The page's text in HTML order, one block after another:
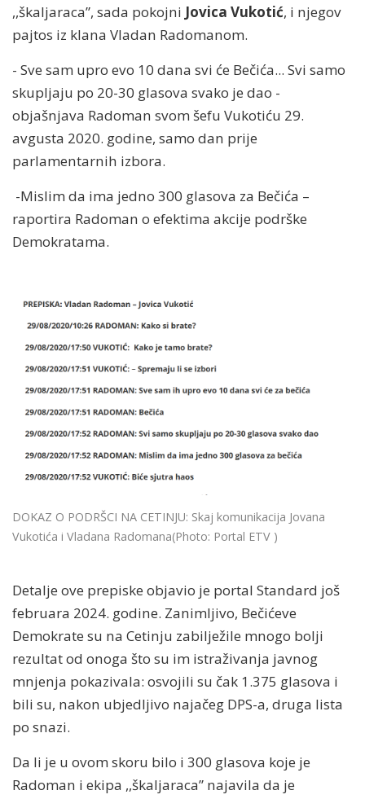
,,škaljaraca”, sada pokojni Jovica Vukotić, i njegov
pajtos iz klana Vladan Radomanom.
- Sve sam upro evo 10 dana svi će Bečića... Svi samo
skupljaju po 20-30 glasova svako je dao -
objašnjava Radoman svom šefu Vukotiću 29.
avgusta 2020. godine, samo dan prije
parlamentarnih izbora.
-Mislim da ima jedno 300 glasova za Bečića –
raportira Radoman o efektima akcije podrške
Demokratama.
DOKAZ O PODRŠCI NA CETINJU: Skaj komunikacija Jovana
Vukotića i Vladana Radomana(Photo: Portal ETV )
Detalje ove prepiske objavio je portal Standard još
februara 2024. godine. Zanimljivo, Bečićeve
Demokrate su na Cetinju zabilježile mnogo bolji
rezultat od onoga što su im istraživanja javnog
mnjenja pokazivala: osvojili su čak 1.375 glasova i
bili su, nakon ubjedljivo najačeg DPS-a, druga lista
po snazi.
Da li je u ovom skoru bilo i 300 glasova koje je
Radoman i ekipa ,,škaljaraca” najavila da je